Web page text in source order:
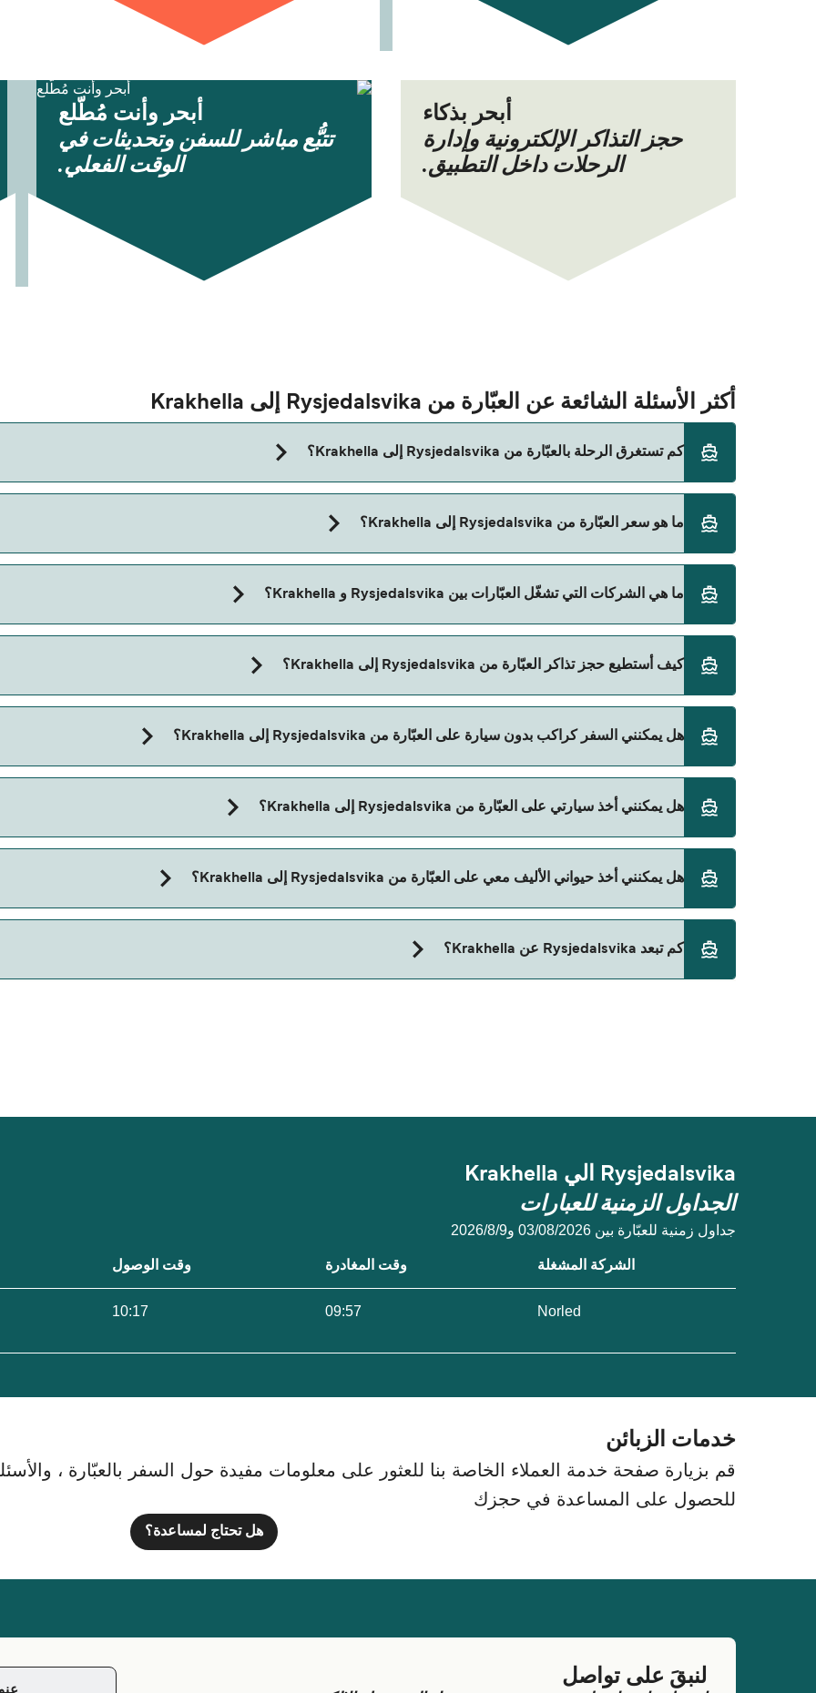
أبحر بذكاء
حجز التذاكر الإلكترونية وإدارة
الرحلات داخل التطبيق.
أبحر وأنت مُطّلع
تتبُّع مباشر للسفن وتحديثات في
الوقت الفعلي.
أكثر الأسئلة الشائعة عن العبّارة من Rysjedalsvika إلى Krakhella
كم تستغرق الرحلة بالعبّارة من Rysjedalsvika إلى Krakhella؟
Direct Ferries Deal Finder.
ما هو سعر العبّارة من Rysjedalsvika إلى Krakhella؟
ما هي الشركات التي تشغّل العبّارات بين Rysjedalsvika و Krakhella؟
كيف أستطيع حجز تذاكر العبّارة من Rysjedalsvika إلى Krakhella؟
هل يمكنني السفر كراكب بدون سيارة على العبّارة من Rysjedalsvika إلى Krakhella؟
نعم، يمكنك السفر كراكب بدون سيارة من Rysjedalsvika إلى Krakhella مع:
هل يمكنني أخذ سيارتي على العبّارة من Rysjedalsvika إلى Krakhella؟
حالياً لا يُسمح للسيارات بالركوب على العبّارة من Rysjedalsvika إلى Krakhella.
هل يمكنني أخذ حيواني الأليف معي على العبّارة من Rysjedalsvika إلى Krakhella؟
كم تبعد Rysjedalsvika عن Krakhella؟
Rysjedalsvika الي Krakhella
الجداول الزمنية للعبارات
جداول زمنية للعبّارة بين 03/08/2026 و9‏/8‏/2026
الشركة المشغلة وقت المغادرة وقت الوصول
Norled
09:57
10:17
خدمات الزبائن
قم بزيارة صفحة خدمة العملاء الخاصة بنا للعثور على معلومات مفيدة حول السفر بالعبّارة ،
للحصول على المساعدة في حجزك
هل تحتاج لمساعدة؟
لنبقَ على تواصل